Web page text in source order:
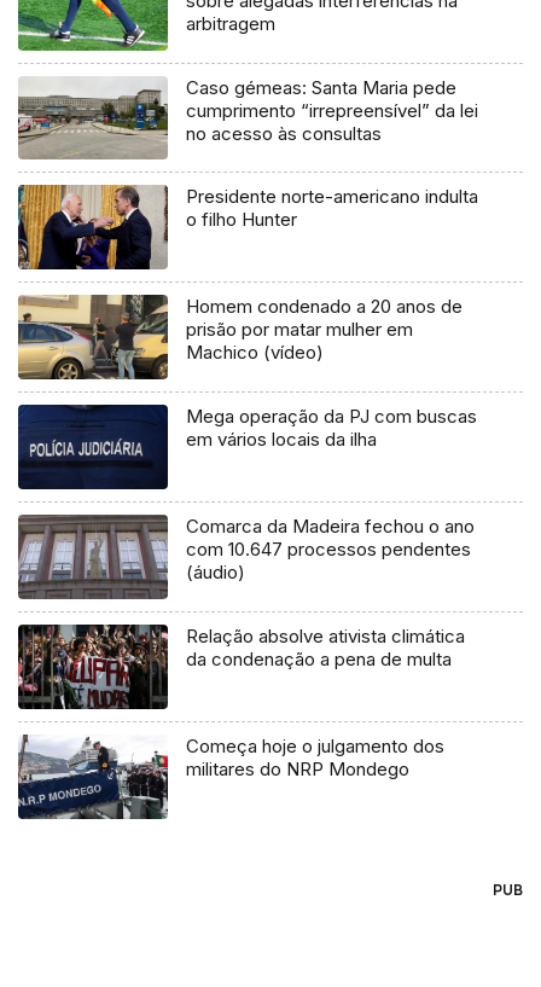
arbitragem
Caso gémeas: Santa Maria pede
cumprimento “irrepreensível” da lei
no acesso às consultas
Presidente norte-americano indulta
o filho Hunter
Homem condenado a 20 anos de
prisão por matar mulher em
Machico (vídeo)
Mega operação da PJ com buscas
em vários locais da ilha
Comarca da Madeira fechou o ano
com 10.647 processos pendentes
(áudio)
Relação absolve ativista climática
da condenação a pena de multa
Começa hoje o julgamento dos
militares do NRP Mondego
PUB